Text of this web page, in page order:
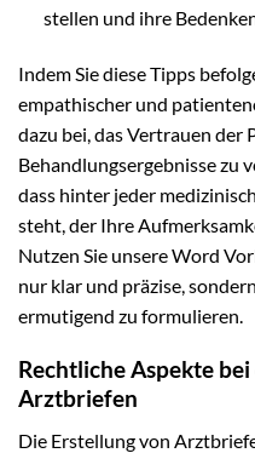
stellen und ihre
Indem Sie diese Tipps
empathischer und
dazu bei, das Vertrauen der
Behandlungsergebnisse zu
dass hinter jeder
steht, der Ihre
Nutzen Sie unsere Word
nur klar und präzise,
ermutigend zu formulieren.
Rechtliche Aspekte
Arztbriefen
Die Erstellung von